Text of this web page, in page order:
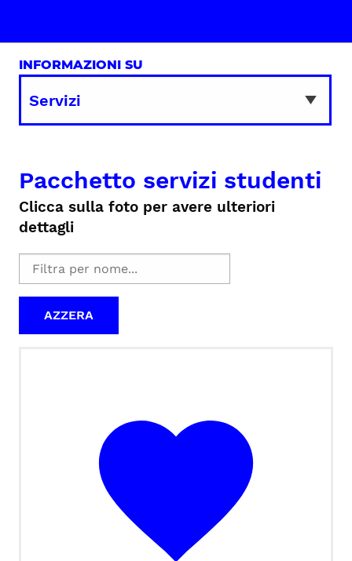
INFORMAZIONI SU
Pacchetto servizi studenti
Clicca sulla foto per avere ulteriori
dettagli